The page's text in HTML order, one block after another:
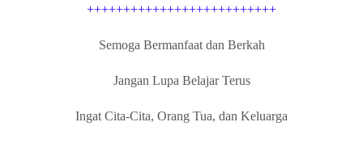
++++++++++++++++++++++++++
Semoga Bermanfaat dan Berkah
Jangan Lupa Belajar Terus
Ingat Cita-Cita, Orang Tua, dan Keluarga